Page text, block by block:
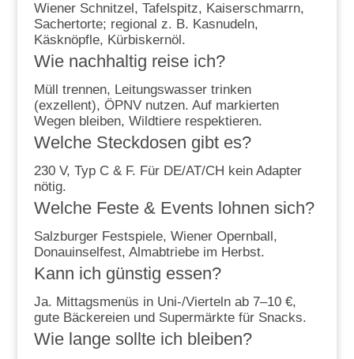
Wiener Schnitzel, Tafelspitz, Kaiserschmarrn,
Sachertorte; regional z. B. Kasnudeln,
Käsknöpfle, Kürbiskernöl.
Wie nachhaltig reise ich?
Müll trennen, Leitungswasser trinken
(exzellent), ÖPNV nutzen. Auf markierten
Wegen bleiben, Wildtiere respektieren.
Welche Steckdosen gibt es?
230 V, Typ C & F. Für DE/AT/CH kein Adapter
nötig.
Welche Feste & Events lohnen sich?
Salzburger Festspiele, Wiener Opernball,
Donauinselfest, Almabtriebe im Herbst.
Kann ich günstig essen?
Ja. Mittagsmenüs in Uni-/Vierteln ab 7–10 €,
gute Bäckereien und Supermärkte für Snacks.
Wie lange sollte ich bleiben?